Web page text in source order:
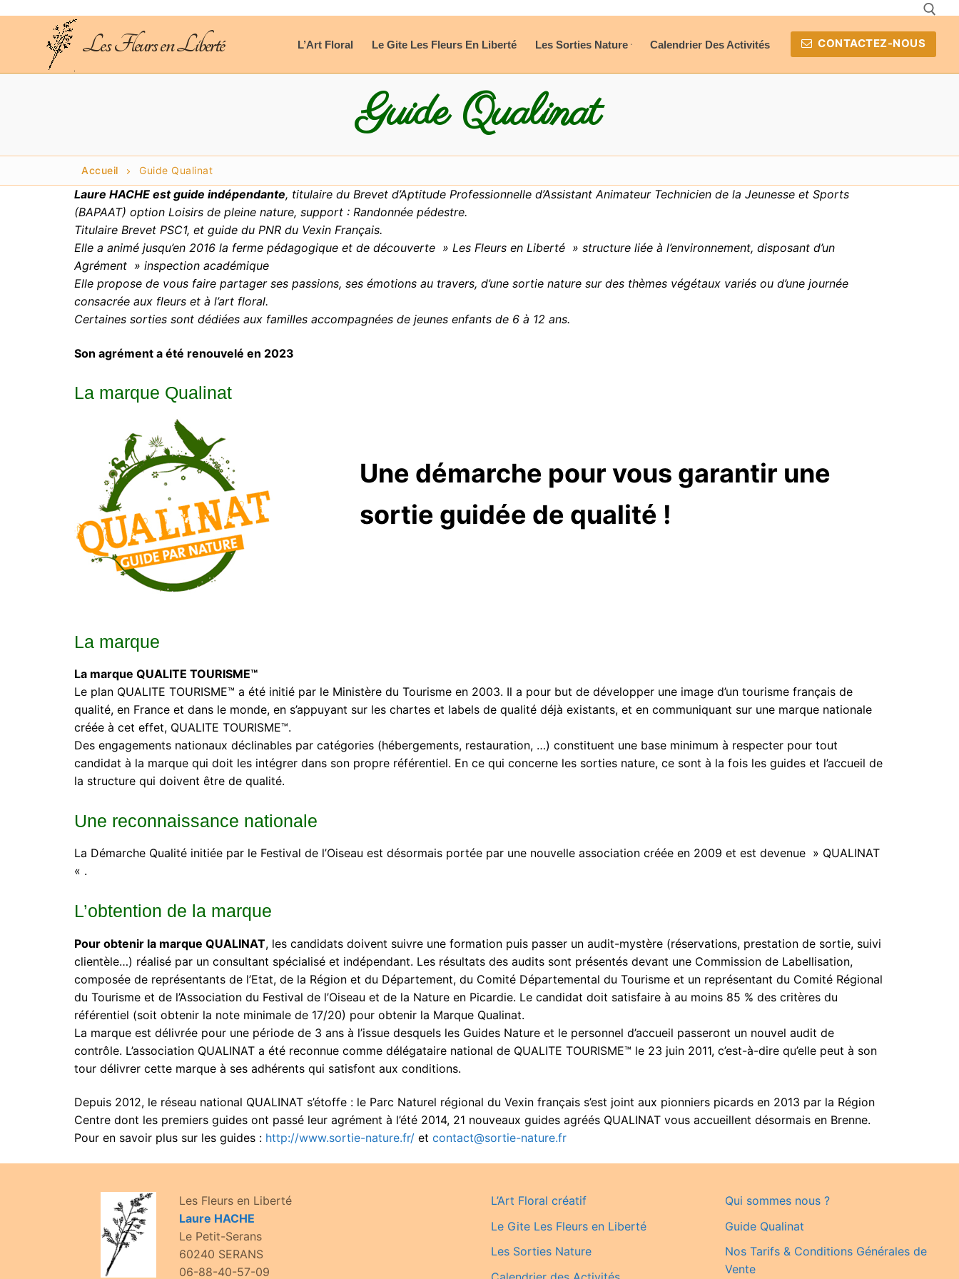
Les Fleurs en Liberté L’Art Floral Le Gite Les Fleurs En Liberté Les Sorties Nature Calendrier Des Activités CONTACTEZ-NOUS
Guide Qualinat
Accueil Guide Qualinat
Laure HACHE est guide indépendante, titulaire du Brevet d’Aptitude Professionnelle d’Assistant Animateur Technicien de la Jeunesse et Sports
(BAPAAT) option Loisirs de pleine nature, support : Randonnée pédestre.
Titulaire Brevet PSC1, et guide du PNR du Vexin Français.
Elle a animé jusqu’en 2016 la ferme pédagogique et de découverte » Les Fleurs en Liberté » structure liée à l’environnement, disposant d’un
Agrément » inspection académique
Elle propose de vous faire partager ses passions, ses émotions au travers, d’une sortie nature sur des thèmes végétaux variés ou d’une journée
consacrée aux fleurs et à l’art floral.
Certaines sorties sont dédiées aux familles accompagnées de jeunes enfants de 6 à 12 ans.
Son agrément a été renouvelé en 2023
La marque Qualinat
Une démarche pour vous garantir une
sortie guidée de qualité !
La marque
La marque QUALITE TOURISME™
Le plan QUALITE TOURISME™ a été initié par le Ministère du Tourisme en 2003. Il a pour but de développer une image d’un tourisme français de
qualité, en France et dans le monde, en s’appuyant sur les chartes et labels de qualité déjà existants, et en communiquant sur une marque nationale
créée à cet effet, QUALITE TOURISME™.
Des engagements nationaux déclinables par catégories (hébergements, restauration, …) constituent une base minimum à respecter pour tout
candidat à la marque qui doit les intégrer dans son propre référentiel. En ce qui concerne les sorties nature, ce sont à la fois les guides et l’accueil de
la structure qui doivent être de qualité.
Une reconnaissance nationale
La Démarche Qualité initiée par le Festival de l’Oiseau est désormais portée par une nouvelle association créée en 2009 et est devenue » QUALINAT
« .
L’obtention de la marque
Pour obtenir la marque QUALINAT, les candidats doivent suivre une formation puis passer un audit-mystère (réservations, prestation de sortie, suivi
clientèle…) réalisé par un consultant spécialisé et indépendant. Les résultats des audits sont présentés devant une Commission de Labellisation,
composée de représentants de l’Etat, de la Région et du Département, du Comité Départemental du Tourisme et un représentant du Comité Régional
du Tourisme et de l’Association du Festival de l’Oiseau et de la Nature en Picardie. Le candidat doit satisfaire à au moins 85 % des critères du
référentiel (soit obtenir la note minimale de 17/20) pour obtenir la Marque Qualinat.
La marque est délivrée pour une période de 3 ans à l’issue desquels les Guides Nature et le personnel d’accueil passeront un nouvel audit de
contrôle. L’association QUALINAT a été reconnue comme délégataire national de QUALITE TOURISME™ le 23 juin 2011, c’est-à-dire qu’elle peut à son
tour délivrer cette marque à ses adhérents qui satisfont aux conditions.
Depuis 2012, le réseau national QUALINAT s’étoffe : le Parc Naturel régional du Vexin français s’est joint aux pionniers picards en 2013 par la Région
Centre dont les premiers guides ont passé leur agrément à l’été 2014, 21 nouveaux guides agréés QUALINAT vous accueillent désormais en Brenne.
Pour en savoir plus sur les guides : http://www.sortie-nature.fr/ et contact@sortie-nature.fr
Les Fleurs en Liberté
Laure HACHE
Le Petit-Serans
60240 SERANS
06-88-40-57-09
L’Art Floral créatif
Le Gite Les Fleurs en Liberté
Les Sorties Nature
Qui sommes nous ?
Guide Qualinat
Nos Tarifs & Conditions Générales de
Vente